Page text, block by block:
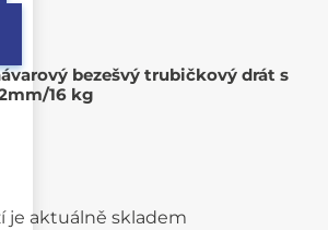
bezešvý trubičkový drát s
16 kg
je aktuálně skladem